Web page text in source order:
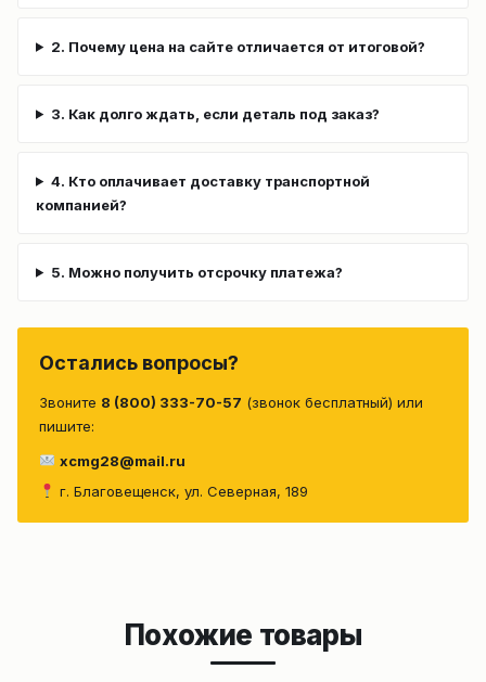
2. Почему цена на сайте отличается от итоговой?
3. Как долго ждать, если деталь под заказ?
4. Кто оплачивает доставку транспортной
компанией?
5. Можно получить отсрочку платежа?
Остались вопросы?
Звоните 8 (800) 333-70-57 (звонок бесплатный) или
пишите:
xcmg28@mail.ru
г. Благовещенск, ул. Северная, 189
Похожие товары